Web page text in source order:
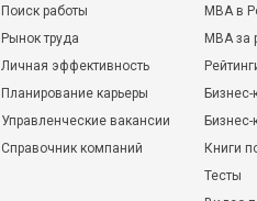
Поиск работы
Рынок труда
Личная эффективность
Планирование карьеры
Управленческие вакансии
Справочник компаний
MBA в
MBA
Бизнес-
Книги
Тесты